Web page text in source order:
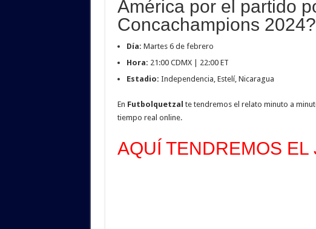
América por el partido
Concachampions 2024?
Día: Martes 6 de febrero
Hora: 21:00 CDMX | 22:00 ET
Estadio: Independencia, Estelí, Nicaragua
En Futbolquetzal te tendremos el relato minuto a
tiempo real online.
AQUÍ TENDREMOS EL